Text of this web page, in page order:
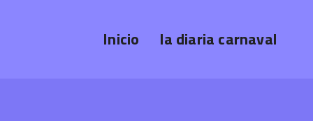
Inicio la diaria carnaval